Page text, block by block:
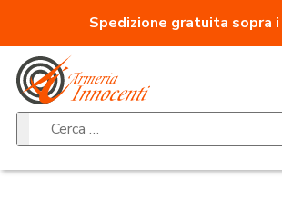
Spedizione gratuita sopra
Ricerca per: